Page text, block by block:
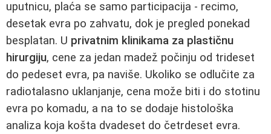
uputnicu, plaća se samo participacija - recimo,
desetak evra po zahvatu, dok je pregled ponekad
besplatan. U privatnim klinikama za plastičnu
hirurgiju, cene za jedan madež počinju od trideset
do pedeset evra, pa naviše. Ukoliko se odlučite za
radiotalasno uklanjanje, cena može biti i do stotinu
evra po komadu, a na to se dodaje histološka
analiza koja košta dvadeset do četrdeset evra.